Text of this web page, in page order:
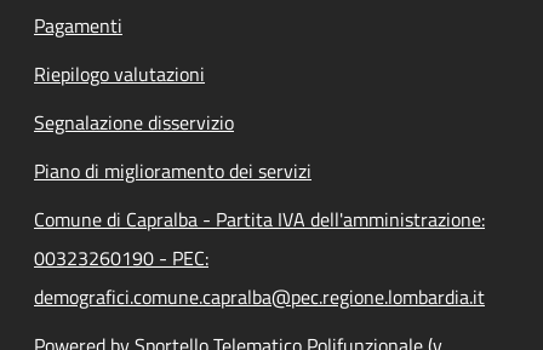
Pagamenti
Riepilogo valutazioni
Segnalazione disservizio
Piano di miglioramento dei servizi
Comune di Capralba - Partita IVA dell'amministrazione:
00323260190 - PEC:
demografici.comune.capralba@pec.regione.lombardia.it